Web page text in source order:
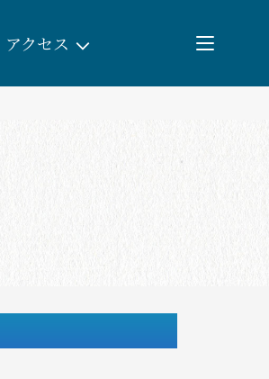
アクセス
団体予約
教育/研修旅行
観る・遊ぶ